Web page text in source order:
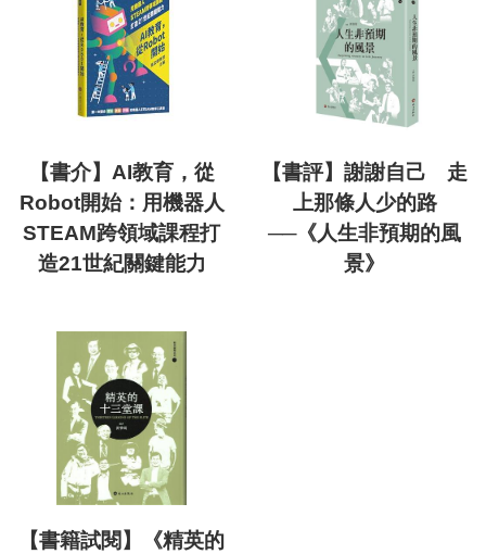
【書介】AI教育，從
Robot開始：用機器人
STEAM跨領域課程打
造21世紀關鍵能力
【書評】謝謝自己 走
上那條人少的路
──《人生非預期的風
景》
【書籍試閱】《精英的